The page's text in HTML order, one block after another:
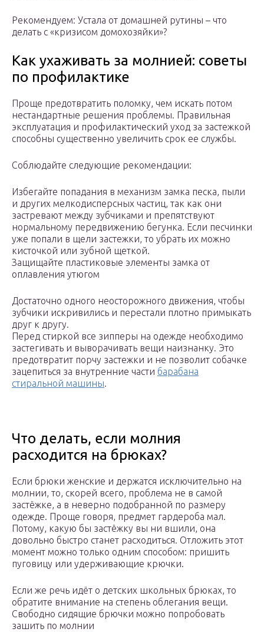
Рекомендуем: Устала от домашней рутины – что
делать с «кризисом домохозяйки»?
Как ухаживать за молнией: советы
по профилактике
Проще предотвратить поломку, чем искать потом
нестандартные решения проблемы. Правильная
эксплуатация и профилактический уход за застежкой
способны существенно увеличить срок ее службы.
Соблюдайте следующие рекомендации:
Избегайте попадания в механизм замка песка, пыли
и других мелкодисперсных частиц, так как они
застревают между зубчиками и препятствуют
нормальному передвижению бегунка. Если песчинки
уже попали в щели застежки, то убрать их можно
кисточкой или зубной щеткой.
Защищайте пластиковые элементы замка от
оплавления утюгом
Достаточно одного неосторожного движения, чтобы
зубчики искривились и перестали плотно примыкать
друг к другу.
Перед стиркой все зипперы на одежде необходимо
застегивать и выворачивать вещи наизнанку. Это
предотвратит порчу застежки и не позволит собачке
зацепиться за внутренние части барабана
стиральной машины.
Что делать, если молния
расходится на брюках?
Если брюки женские и держатся исключительно на
молнии, то, скорей всего, проблема не в самой
застёжке, а в неверно подобранной по размеру
одежде. Проще говоря, предмет гардероба мал.
Потому, какую бы застёжку вы ни вшили, она
довольно быстро станет расходиться. Отложить этот
момент можно только одним способом: пришить
пуговицу или удерживающие крючки.
Если же речь идёт о детских школьных брюках, то
обратите внимание на степень облегания вещи.
Свободно сидящие брючки можно попробовать
зашить по молнии